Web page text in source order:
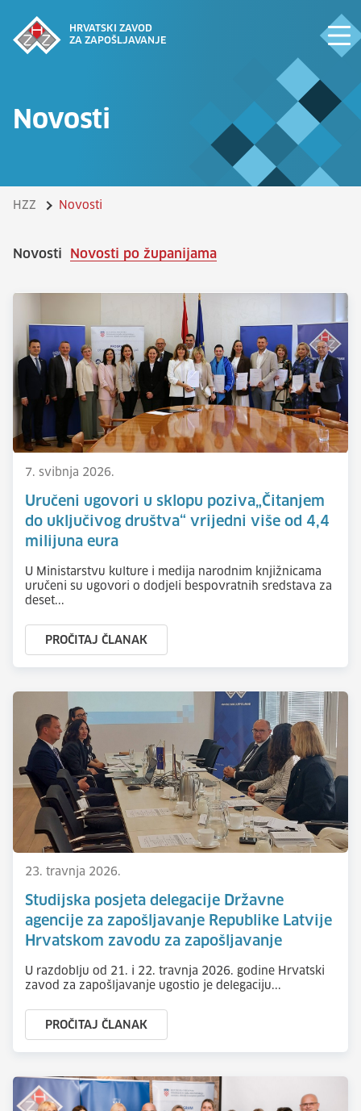
HRVATSKI ZAVOD
ZA ZAPOŠLJAVANJE
Novosti
HZZ Novosti
Novosti Novosti po županijama
7. svibnja 2026.
Uručeni ugovori u sklopu poziva„Čitanjem
do uključivog društva“ vrijedni više od 4,4
milijuna eura
U Ministarstvu kulture i medija narodnim knjižnicama
uručeni su ugovori o dodjeli bespovratnih sredstava za
deset...
PROČITAJ ČLANAK
23. travnja 2026.
Studijska posjeta delegacije Državne
agencije za zapošljavanje Republike Latvije
Hrvatskom zavodu za zapošljavanje
U razdoblju od 21. i 22. travnja 2026. godine Hrvatski
zavod za zapošljavanje ugostio je delegaciju...
PROČITAJ ČLANAK